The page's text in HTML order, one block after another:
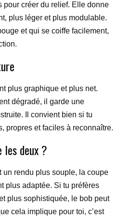
pour créer du relief. Elle donne
plus léger et plus modulable.
et qui se coiffe facilement,
plus graphique et plus net.
dégradé, il garde une
Il convient bien si tu
propres et faciles à reconnaître.
les deux ?
un rendu plus souple, la coupe
plus adaptée. Si tu préfères
plus sophistiquée, le bob peut
cela implique pour toi, c’est